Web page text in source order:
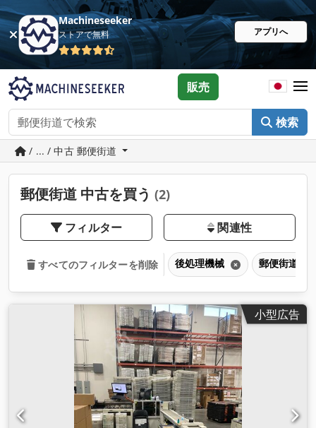
Machineseeker
ストアで無料 アプリへ
検索
販売
/ ... / 中古 郵便街道
郵便街道 中古を買う (2)
フィルター 関連性
すべてのフィルターを削除 後処理機械 郵便街道
小型広告